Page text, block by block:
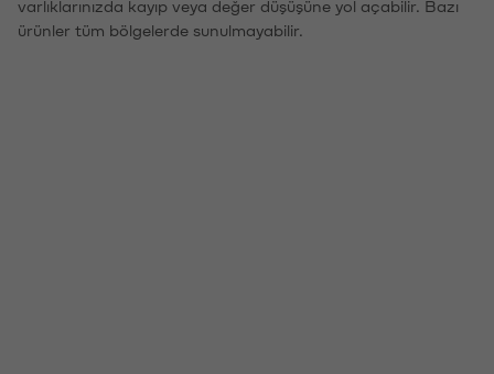
varlıklarınızda kayıp veya değer düşüşüne yol açabilir. Bazı
ürünler tüm bölgelerde sunulmayabilir.